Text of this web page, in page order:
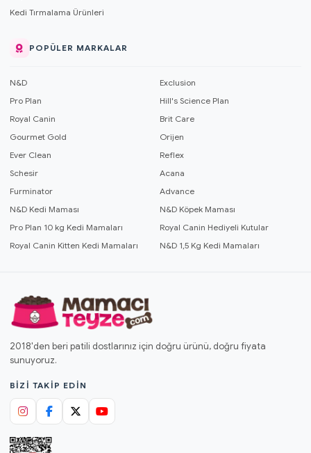
Kedi Tırmalama Ürünleri
POPÜLER MARKALAR
N&D
Exclusion
Pro Plan
Hill's Science Plan
Royal Canin
Brit Care
Gourmet Gold
Orijen
Ever Clean
Reflex
Schesir
Acana
Furminator
Advance
N&D Kedi Maması
N&D Köpek Maması
Pro Plan 10 kg Kedi Mamaları
Royal Canin Hediyeli Kutular
Royal Canin Kitten Kedi Mamaları
N&D 1,5 Kg Kedi Mamaları
2018'den beri patili dostlarınız için doğru ürünü, doğru fiyata
sunuyoruz.
BIZI TAKIP EDIN